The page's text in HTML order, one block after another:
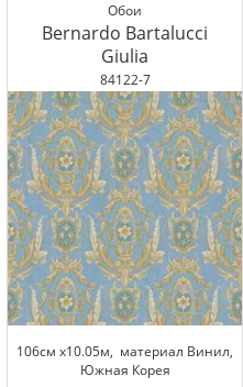
Обои
Bernardo Bartalucci
Giulia
84122-7
106см x10.05м, материал Винил,
Южная Корея